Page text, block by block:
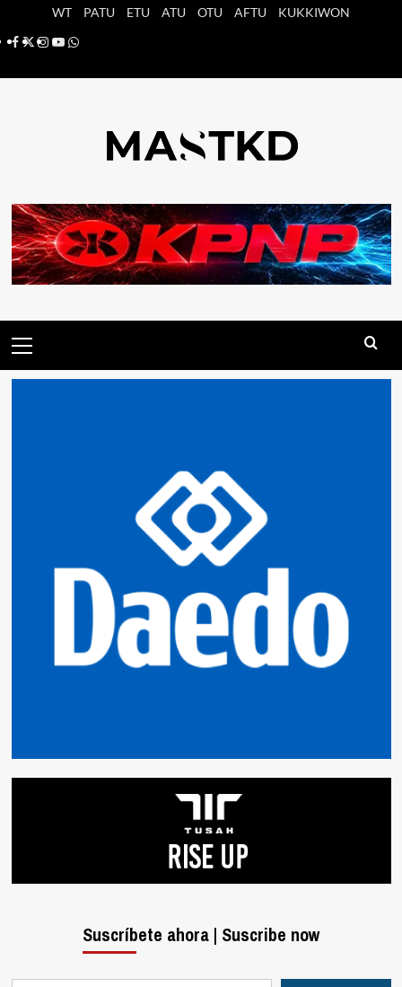
WT PATU ETU ATU OTU AFTU
KUKKIWON
Facebook
X Instagram
YouTube
Whatsapp
principal
Suscríbete ahora | Suscribe now
Escribe tu correo electrónico…